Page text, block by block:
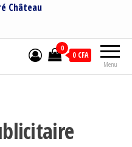
Château
Menu
0
0 CFA